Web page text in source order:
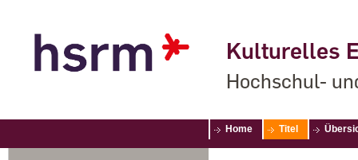
Kulturelles
Hochschul-
Home Titel